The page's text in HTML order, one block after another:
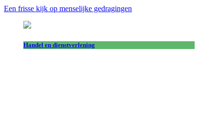
Een frisse kijk op menselijke gedragingen
Handel en dienstverlening